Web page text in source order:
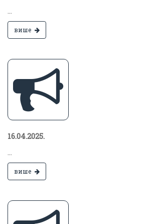
...
више
16.04.2025.
...
више